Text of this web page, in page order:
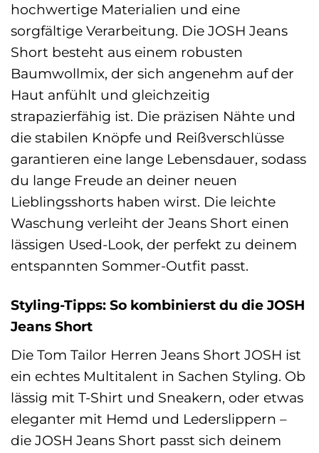
hochwertige Materialien und eine
sorgfältige Verarbeitung. Die JOSH Jeans
Short besteht aus einem robusten
Baumwollmix, der sich angenehm auf der
Haut anfühlt und gleichzeitig
strapazierfähig ist. Die präzisen Nähte und
die stabilen Knöpfe und Reißverschlüsse
garantieren eine lange Lebensdauer, sodass
du lange Freude an deiner neuen
Lieblingsshorts haben wirst. Die leichte
Waschung verleiht der Jeans Short einen
lässigen Used-Look, der perfekt zu deinem
entspannten Sommer-Outfit passt.
Styling-Tipps: So kombinierst du die JOSH
Jeans Short
Die Tom Tailor Herren Jeans Short JOSH ist
ein echtes Multitalent in Sachen Styling. Ob
lässig mit T-Shirt und Sneakern, oder etwas
eleganter mit Hemd und Lederslippern –
die JOSH Jeans Short passt sich deinem